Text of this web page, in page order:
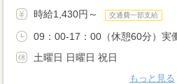
時給1,430円～ 交通費一部支給
09：00-17：00（休憩60分）実
土曜日 日曜日 祝日
もっと見る